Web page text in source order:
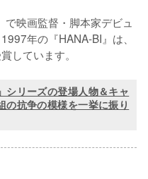
映画監督・脚本家デビュ
年の『HANA-BI』は、
しています。
シリーズの登場人物＆キャ
の抗争の模様を一挙に振り